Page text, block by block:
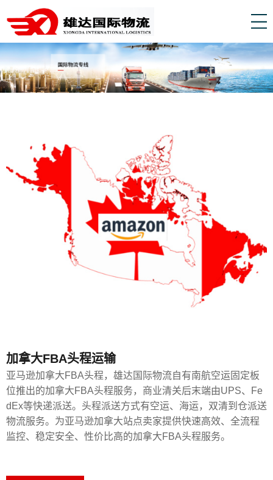
加拿大FBA头程运输
亚马逊加拿大FBA头程，雄达国际物流自有南航空运固定板
位推出的加拿大FBA头程服务，商业清关后末端由UPS、Fe
dEx等快递派送。头程派送方式有空运、海运，双清到仓派送
物流服务。为亚马逊加拿大站点卖家提供快速高效、全流程
监控、稳定安全、性价比高的加拿大FBA头程服务。